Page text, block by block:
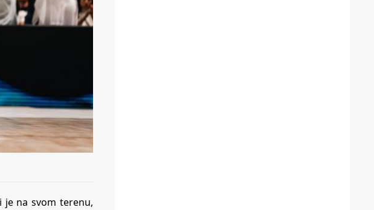
je na svom terenu,